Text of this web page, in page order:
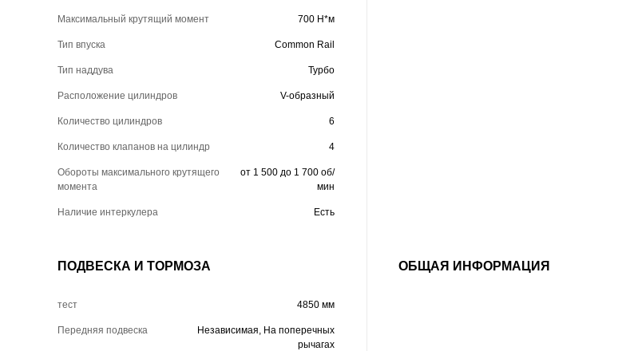
Максимальный крутящий момент 700 Н*м
Тип впуска Common Rail
Тип наддува Турбо
Расположение цилиндров V-образный
Количество цилиндров 6
Количество клапанов на цилиндр 4
Обороты максимального крутящего
момента
от 1 500 до 1 700 об/
мин
Наличие интеркулера Есть
ПОДВЕСКА И ТОРМОЗА
тест 4850 мм
Передняя подвеска
Независимая, На поперечных
рычагах
ОБЩАЯ ИНФОРМАЦИЯ